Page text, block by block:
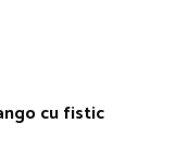
cu fistic